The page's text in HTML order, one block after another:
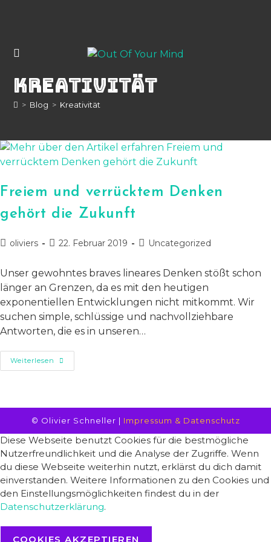
Kreativität
> Blog > Kreativität
Freiem und verrücktem Denken
gehört die Zukunft
Beitrags-
oliviers
Beitrag
22. Februar 2019
Beitrags-
Uncategorized
Unser gewohntes braves lineares Denken stößt schon
länger an Grenzen, da es mit den heutigen
exponentiellen Entwicklungen nicht mitkommt. Wir
suchen simple, schlüssige und nachvollziehbare
Antworten, die es in unseren…
Weiterlesen Freiem
Und
© Olivier Schneller | Impressum & Datenschutz
Diese Webseite benutzt Cookies für die bestmögliche
Nutzerfreundlichkeit und die Analyse der Zugriffe. Wenn
du diese Webseite weiterhin nutzt, erklärst du dich damit
einverstanden. Weitere Informationen zu den Cookies und
den Einstellungsmöglichkeiten findest du in der
Datenschutzerklärung.
COOKIES AKZEPTIEREN